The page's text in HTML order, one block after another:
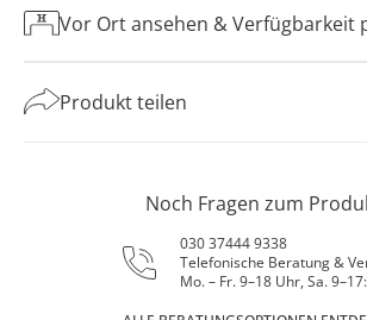
Vor Ort ansehen & Verfügbarkeit
Produkt teilen
Noch Fragen zum
030 37444 9338
Telefonische Beratung &
Mo. – Fr. 9–18 Uhr, Sa.